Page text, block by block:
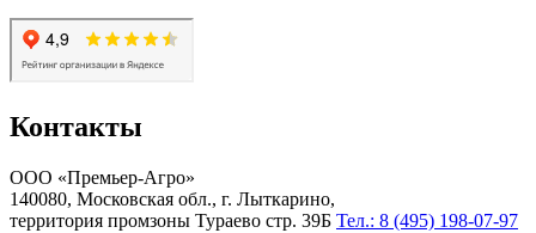
Контакты
ООО «Премьер-Агро»
140080, Московская обл., г. Лыткарино,
территория промзоны Тураево стр. 39Б Тел.: 8 (495) 198-07-97